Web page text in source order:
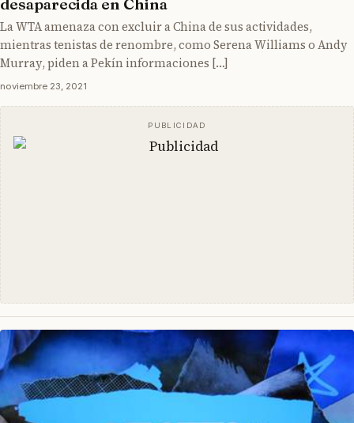
desaparecida en China
La WTA amenaza con excluir a China de sus actividades,
mientras tenistas de renombre, como Serena Williams o Andy
Murray, piden a Pekín informaciones […]
noviembre 23, 2021